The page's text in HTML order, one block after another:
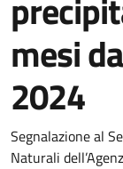
mesi
2024
Dettagli
Segnalazione al
Naturali